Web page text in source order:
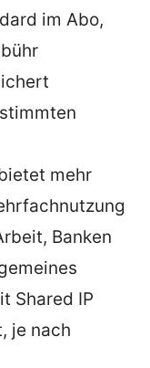
im Abo,
mehr
Banken
Shared IP
je nach